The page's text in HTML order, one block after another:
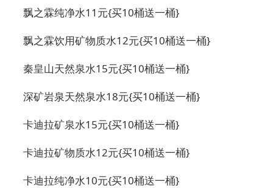
飘之霖纯净水11元{买10桶送一桶}
飘之霖饮用矿物质水12元{买10桶送一桶}
秦皇山天然泉水15元{买10桶送一桶}
深矿岩泉天然泉水18元{买10桶送一桶}
卡迪拉矿泉水15元{买10桶送一桶}
卡迪拉矿物质水12元{买10桶送一桶}
卡迪拉纯净水10元{买10桶送一桶}